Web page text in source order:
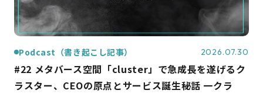
Podcast（書き起こし記事） 2026.07.30
#22 メタバース空間「cluster」で急成長を遂げるク
ラスター、CEOの原点とサービス誕生秘話 一クラ